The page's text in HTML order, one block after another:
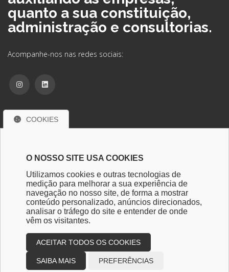
quanto a sua constituição,
administração e consultorias.
Acompanhe-nos nas redes sociais:
Contate-nos
Praça Coronel José Pires, nº 128 - Centro
escritoriobaesso@escritoriobaesso.com.br
HOME EMPRESA SERVIÇOS LINKS ÚTEIS FORMULÁRIOS
LGPD CONTATO
Desenvolvido porSitecontabil2026
Todos os direitos reservados
COOKIES
O NOSSO SITE USA COOKIES
Utilizamos cookies e outras tecnologias de
medição para melhorar a sua experiência de
navegação no nosso site, de forma a mostrar
conteúdo personalizado, anúncios direcionados,
analisar o tráfego do site e entender de onde
vêm os visitantes.
ACEITAR TODOS OS COOKIES
SAIBA MAIS PREFERÊNCIAS